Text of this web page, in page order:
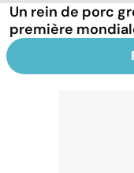
Un rein de porc
première